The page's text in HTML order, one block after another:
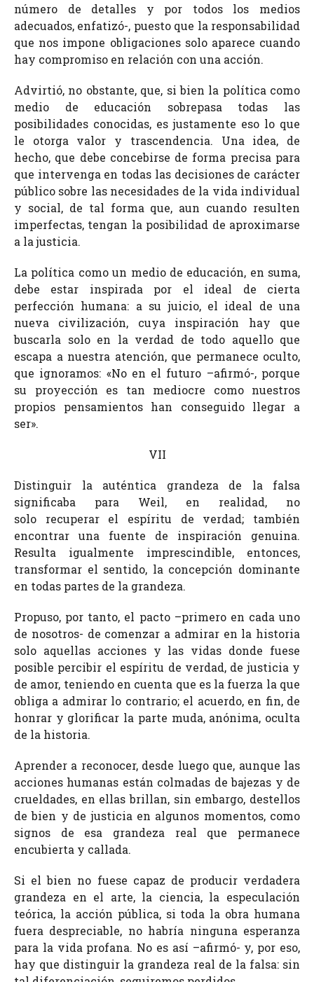
número de detalles y por todos los medios
adecuados, enfatizó-, puesto que la responsabilidad
que nos impone obligaciones solo aparece cuando
hay compromiso en relación con una acción.
Advirtió, no obstante, que, si bien la política como
medio de educación sobrepasa todas las
posibilidades conocidas, es justamente eso lo que
le otorga valor y trascendencia. Una idea, de
hecho, que debe concebirse de forma precisa para
que intervenga en todas las decisiones de carácter
público sobre las necesidades de la vida individual
y social, de tal forma que, aun cuando resulten
imperfectas, tengan la posibilidad de aproximarse
a la justicia.
La política como un medio de educación, en suma,
debe estar inspirada por el ideal de cierta
perfección humana: a su juicio, el ideal de una
nueva civilización, cuya inspiración hay que
buscarla solo en la verdad de todo aquello que
escapa a nuestra atención, que permanece oculto,
que ignoramos: «No en el futuro –afirmó-, porque
su proyección es tan mediocre como nuestros
propios pensamientos han conseguido llegar a
ser».
VII
Distinguir la auténtica grandeza de la falsa
significaba para Weil, en realidad, no
solo recuperar el espíritu de verdad; también
encontrar una fuente de inspiración genuina.
Resulta igualmente imprescindible, entonces,
transformar el sentido, la concepción dominante
en todas partes de la grandeza.
Propuso, por tanto, el pacto –primero en cada uno
de nosotros- de comenzar a admirar en la historia
solo aquellas acciones y las vidas donde fuese
posible percibir el espíritu de verdad, de justicia y
de amor, teniendo en cuenta que es la fuerza la que
obliga a admirar lo contrario; el acuerdo, en fin, de
honrar y glorificar la parte muda, anónima, oculta
de la historia.
Aprender a reconocer, desde luego que, aunque las
acciones humanas están colmadas de bajezas y de
crueldades, en ellas brillan, sin embargo, destellos
de bien y de justicia en algunos momentos, como
signos de esa grandeza real que permanece
encubierta y callada.
Si el bien no fuese capaz de producir verdadera
grandeza en el arte, la ciencia, la especulación
teórica, la acción pública, si toda la obra humana
fuera despreciable, no habría ninguna esperanza
para la vida profana. No es así –afirmó- y, por eso,
hay que distinguir la grandeza real de la falsa: sin